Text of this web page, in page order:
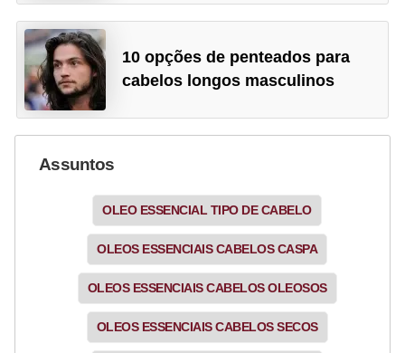
10 opções de penteados para
cabelos longos masculinos
Assuntos
OLEO ESSENCIAL TIPO DE CABELO
OLEOS ESSENCIAIS CABELOS CASPA
OLEOS ESSENCIAIS CABELOS OLEOSOS
OLEOS ESSENCIAIS CABELOS SECOS